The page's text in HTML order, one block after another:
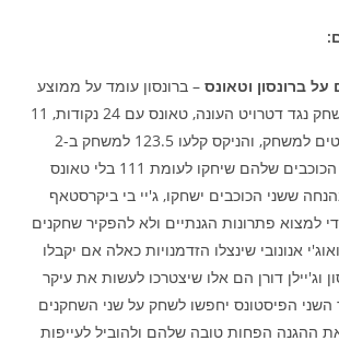
:
על ברונסון וטאונס – ברונסון עומד על ממוצע
של 32.7 נקודות למשחק נגד דטרויט העונה, טאונס עם 24 נקודות, 11
ריבאונדים ו-5 אסיסטים למשחק, והניקס קלעו 123.5 למשחק ב-2
המשחקים בהם שני הכוכבים שלהם שיחקו לעומת 111 בלי טאונס
בהנחה ששני הכוכבים ישחקו, ג'יי בי ביקרסטאף
למצוא פתרונות הגנתיים ולא להפקיר שחקנים
אנונובי שינצלו הזדמנויות כאלה אם יקבלו
וג'יילן דורן הם אלו שיצטרכו לעשות את עיקר
הפיסטונס יחפשו לשחק על שני השחקנים
ההגנה הפחות טובה שלהם ולהוביל לעייפות